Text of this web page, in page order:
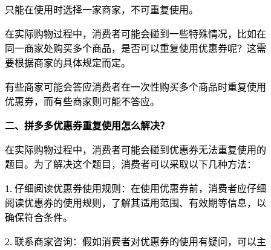
只能在使用时选择一家商家，不可重复使用。
在实际购物过程中，消费者可能会碰到一些特殊情况，比如在
同一商家处购买多个商品，是否可以重复使用优惠券呢？这需
要根据商家的具体规定而定。
有些商家可能会答应消费者在一次性购买多个商品时重复使用
优惠券，而有些商家则可能不答应。
二、拼多多优惠券重复使用怎么解决？
在实际购物过程中，消费者可能会碰到优惠券无法重复使用的
题目。为了解决这个题目，消费者可以采取以下几种方法：
1. 仔细阅读优惠券使用规则：在使用优惠券前，消费者应仔细
阅读优惠券的使用规则，了解其适用范围、有效期等信息，以
确保符合条件。
2. 联系商家咨询：假如消费者对优惠券的使用有疑问，可以主